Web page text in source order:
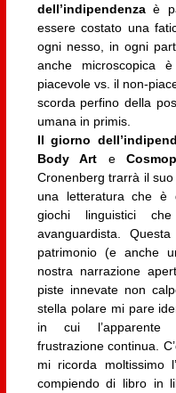
dell’indipendenzaè
essere costato una
ogni nesso, in ogni
anche microscopica
piacevole vs. il non-
scorda perfino della
umana in primis.
Il giorno
Body Art e
Cronenberg trarrà il
una letteratura che è
giochi linguistici
avanguardista.
patrimonio (e anche
nostra narrazione
piste innevate non
stella polare mi pare
in cui l’apparente
frustrazione continua.
mi ricorda moltissimo
compiendo di libro in